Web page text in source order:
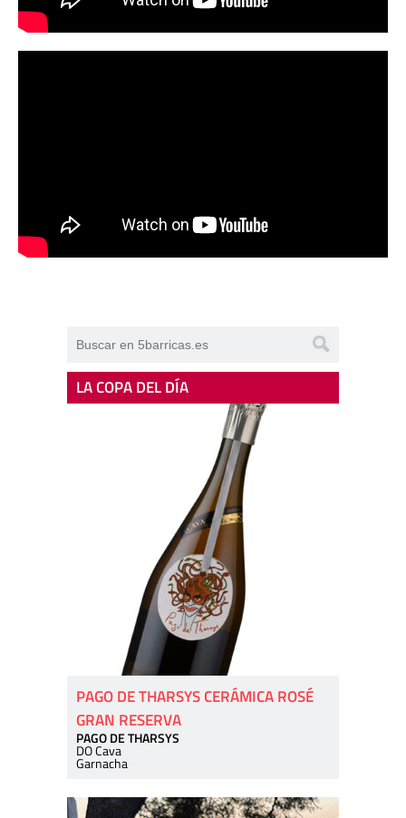
LA COPA DEL DÍA
PAGO DE THARSYS CERÁMICA ROSÉ
GRAN RESERVA
PAGO DE THARSYS
DO Cava
Garnacha